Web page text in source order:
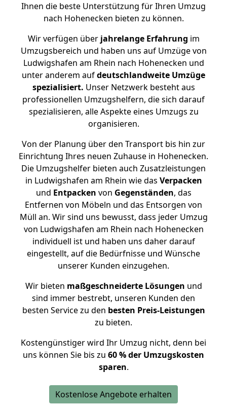
Ihnen die beste Unterstützung für Ihren Umzug
nach Hohenecken bieten zu können.
Wir verfügen überjahrelange Erfahrung im
Umzugsbereich und haben uns auf Umzüge von
Ludwigshafen am Rhein nach Hohenecken und
unter anderem aufdeutschlandweite Umzüge
spezialisiert. Unser Netzwerk besteht aus
professionellen Umzugshelfern, die sich darauf
spezialisieren, alle Aspekte eines Umzugs zu
organisieren.
Von der Planung über den Transport bis hin zur
Einrichtung Ihres neuen Zuhause in Hohenecken.
Die Umzugshelfer bieten auch Zusatzleistungen
in Ludwigshafen am Rhein wie das Verpacken
und Entpacken von Gegenständen, das
Entfernen von Möbeln und das Entsorgen von
Müll an. Wir sind uns bewusst, dass jeder Umzug
von Ludwigshafen am Rhein nach Hohenecken
individuell ist und haben uns daher darauf
eingestellt, auf die Bedürfnisse und Wünsche
unserer Kunden einzugehen.
Wir bieten maßgeschneiderte Lösungen und
sind immer bestrebt, unseren Kunden den
besten Service zu den besten Preis-Leistungen
zu bieten.
Kostengünstiger wird Ihr Umzug nicht, denn bei
uns können Sie bis zu 60 % der Umzugskosten
sparen.
Kostenlose Angebote erhalten